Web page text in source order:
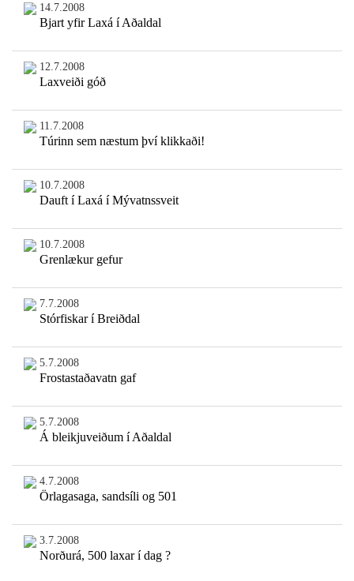
14.7.2008
Bjart yfir Laxá í Aðaldal
12.7.2008
Laxveiði góð
11.7.2008
Túrinn sem næstum því klikkaði!
10.7.2008
Dauft í Laxá í Mývatnssveit
10.7.2008
Grenlækur gefur
7.7.2008
Stórfiskar í Breiðdal
5.7.2008
Frostastaðavatn gaf
5.7.2008
Á bleikjuveiðum í Aðaldal
4.7.2008
Örlagasaga, sandsíli og 501
3.7.2008
Norðurá, 500 laxar í dag ?